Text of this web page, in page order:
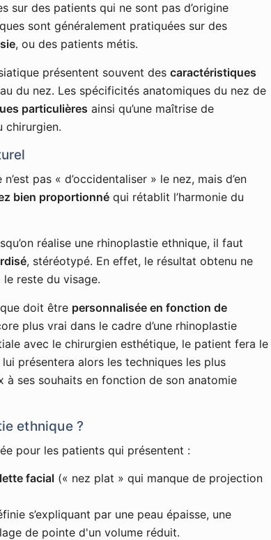
sur des patients qui ne sont pas d’origine
sont généralement pratiquées sur des
, ou des patients métis.
présentent souvent des caractéristiques
du nez. Les spécificités anatomiques du nez de
particulières ainsi qu’une maîtrise de
chirurgien.
pas « d’occidentaliser » le nez, mais d’en
bien proportionné qui rétablit l’harmonie du
réalise une rhinoplastie ethnique, il faut
, stéréotypé. En effet, le résultat obtenu ne
reste du visage.
doit être personnalisée en fonction de
plus vrai dans le cadre d’une rhinoplastie
avec le chirurgien esthétique, le patient fera le
présentera alors les techniques les plus
à ses souhaits en fonction de son anatomie
ethnique ?
pour les patients qui présentent :
facial(« nez plat » qui manque de projection
s’expliquant par une peau épaisse, une
de pointe d'un volume réduit.